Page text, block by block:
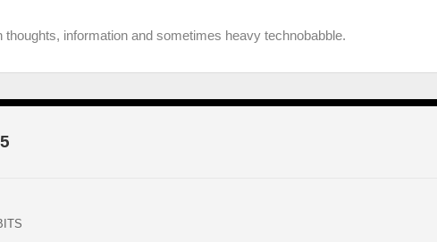
thoughts, information and sometimes heavy technobabble.